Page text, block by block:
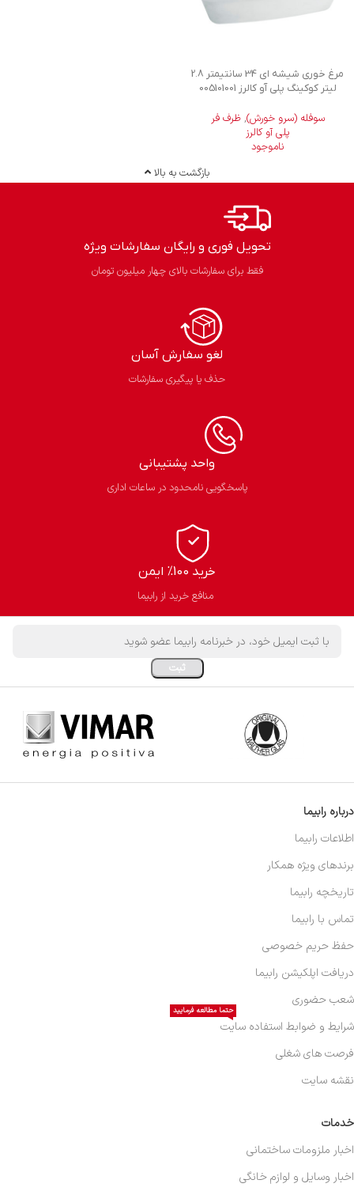
مرغ خوری شیشه ای 34 سانتیمتر 2.8
لیتر کوکینگ پلی آو کالرز 005101001
سوفله (سرو خورش),ظرف فر
پلی آو کالرز
ناموجود
بازگشت به بالا
تحویل فوری و رایگان سفارشات ویژه
فقط برای سفارشات بالای چهار میلیون تومان
لغو سفارش آسان​
حذف یا پیگیری سفارشات
واحد پشتیبانی
پاسخگویی نامحدود در ساعات اداری
خرید 100% ایمن
منافع خرید از رابیما
خدمات
اخبار ملزومات ساختمانی
اخبار وسایل و لوازم خانگی
درباره رابیما
اطلاعات رابیما
برندهای ویژه همکار
تاریخچه رابیما
تماس با رابیما
حفظ حریم خصوصی
دریافت اپلکیشن رابیما
شعب حضوری
شرایط و ضوابط استفاده سایت
حتما مطالعه فرمایید
فرصت های شغلی
نقشه سایت